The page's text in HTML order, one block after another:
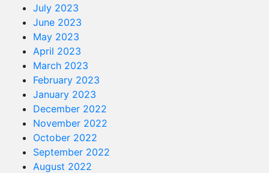
July 2023
June 2023
May 2023
April 2023
March 2023
February 2023
January 2023
December 2022
November 2022
October 2022
September 2022
August 2022